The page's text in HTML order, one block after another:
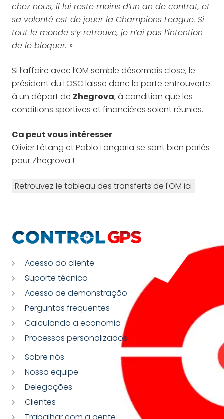
chez nous, il lui reste moins d’un an de contrat, et
sa volonté est de jouer la Champions League. Si
tout le monde s’y retrouve, je n’ai pas l’intention
de le bloquer. »
Si l’affaire avec l’OM semble désormais close, le
président du LOSC laisse donc la porte entrouverte
à un départ de Zhegrova, à condition que les
conditions sportives et financières soient réunies.
Ca peut vous intéresser :
Olivier Létang et Pablo Longoria se sont bien parlés
pour Zhegrova !
Retrouvez le tableau des transferts de l'OM ici
Acesso do cliente
Suporte técnico
Acesso de demonstração
Perguntas frequentes
Calculando a economia
Processos personalizados
Sobre nós
Nossa equipe
Delegações
Clientes